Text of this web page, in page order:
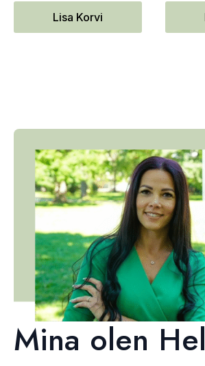
Lisa Korvi
Mina olen